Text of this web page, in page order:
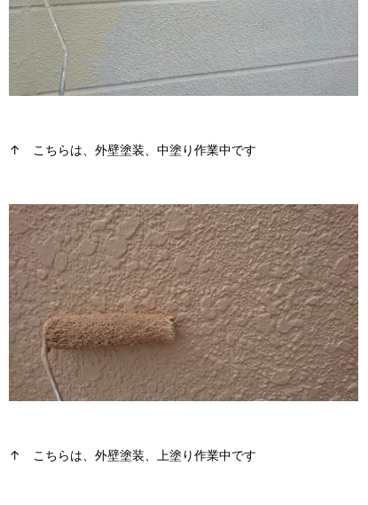
↑ こちらは、外壁塗装、中塗り作業中です
↑ こちらは、外壁塗装、上塗り作業中です